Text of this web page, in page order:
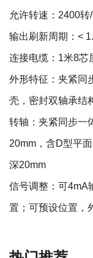
允许转速：2400转
输出刷新周期：<
连接电缆：1米8芯
外形特征：夹紧同
壳，密封双轴承结
转轴：夹紧同步一
20mm，含D型平
深20mm
信号调整：可4mA
置；可预设位置，